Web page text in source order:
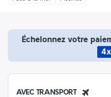
Échelonnez votre
4x
AVEC TRANSPORT